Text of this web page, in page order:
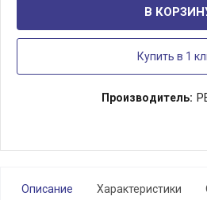
В
Купить в 1
Производитель:
Описание Характеристики